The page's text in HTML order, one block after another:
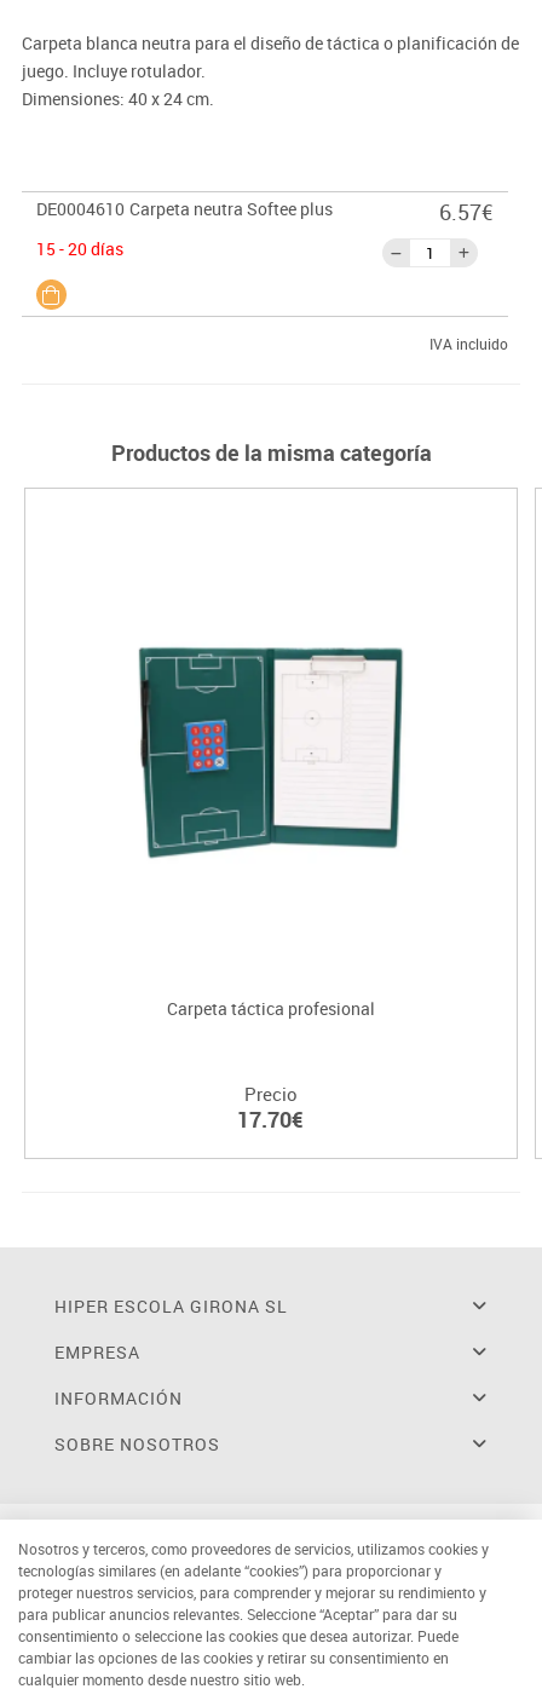
Carpeta blanca neutra para el diseño de táctica o planificación de
juego. Incluye rotulador.
Dimensiones: 40 x 24 cm.
DE0004610 Carpeta neutra Softee plus
15 - 20 días
6.57€
IVA incluido
Productos de la misma categoría
Carpeta táctica profesional
Precio
17.70€
HIPER ESCOLA GIRONA SL
EMPRESA
INFORMACIÓN
SOBRE NOSOTROS
Nosotros y terceros, como proveedores de servicios, utilizamos cookies y
tecnologías similares (en adelante “cookies”) para proporcionar y
proteger nuestros servicios, para comprender y mejorar su rendimiento y
para publicar anuncios relevantes. Seleccione “Aceptar” para dar su
consentimiento o seleccione las cookies que desea autorizar. Puede
cambiar las opciones de las cookies y retirar su consentimiento en
cualquier momento desde nuestro sitio web.